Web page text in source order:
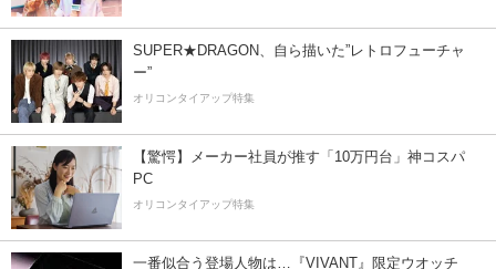
SUPER★DRAGON、自ら描いた”レトロフューチャ
ー”
オリコンタイアップ特集
【驚愕】メーカー社員が推す「10万円台」神コスパ
PC
オリコンタイアップ特集
一番似合う登場人物は…『VIVANT』限定ウオッチ